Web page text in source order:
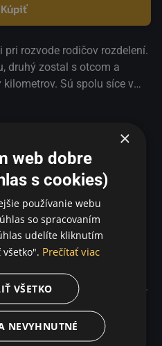
Kúpiť
pri rozvode rodičov rozdelení.
druhý zostal s otcom a
Sú spolu síce v
dňa sa Koiči dozvie,
protiidúce rýchlovlaky, sa
rodiny vymyslí plán a s
cestu za zázrakom.
pri rozvode rodičov rozdelení.
druhý zostal s otcom a
Sú spolu síce v
je, aby zase mohli žiť
×
web dobre
s cookies)
používanie webu
so spracovaním
udelíte kliknutím
Prečítať viac
VŠETKO
NEVYHNUTNÉ